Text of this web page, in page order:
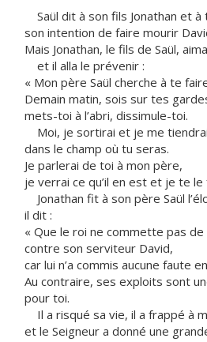
Saül dit à son fils Jonathan et
son intention de faire mourir
Mais Jonathan, le fils de Saül,
et il alla le prévenir :
« Mon père Saül cherche à te
Demain matin, sois sur tes
mets-toi à l’abri, dissimule-toi.
Moi, je sortirai et je me
dans le champ où tu seras.
Je parlerai de toi à mon père,
je verrai ce qu’il en est et je te le
Jonathan fit à son père Saül
il dit :
« Que le roi ne commette pas de
contre son serviteur David,
car lui n’a commis aucune faute
Au contraire, ses exploits sont
pour toi.
Il a risqué sa vie, il a frappé à
et le Seigneur a donné une